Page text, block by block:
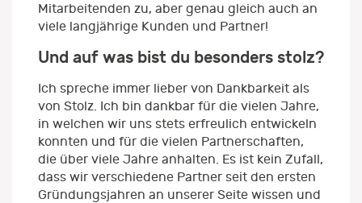
Mitarbeitenden zu, aber genau gleich auch an
viele langjährige Kunden und Partner!
Und auf was bist du besonders stolz?
Ich spreche immer lieber von Dankbarkeit als
von Stolz. Ich bin dankbar für die vielen Jahre,
in welchen wir uns stets erfreulich entwickeln
konnten und für die vielen Partnerschaften,
die über viele Jahre anhalten. Es ist kein Zufall,
dass wir verschiedene Partner seit den ersten
Gründungsjahren an unserer Seite wissen und